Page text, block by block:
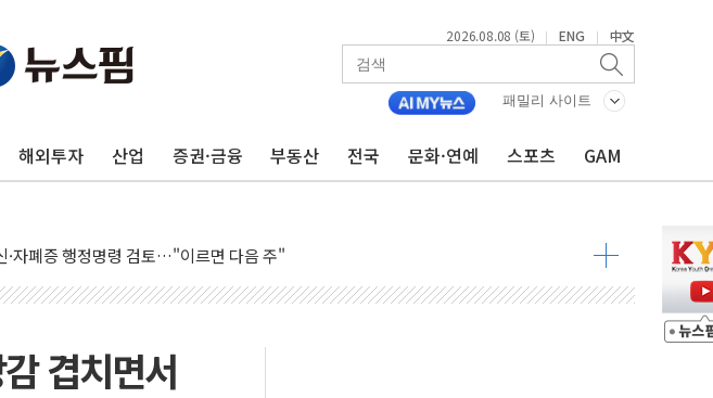
2026.08.08 (토) | ENG | 中文
패밀리 사이트
해외투자 산업 증권·금융 부동산 전국 문화·연예 스포츠 GAM
수니파 3국, '공동방위협정' 체결… 이스라엘·이란 위협에 맞설 자체 억지력 강화
백악관 무도회장 공사 중단 명령…트럼프 제동
유 수출항 '하르그섬', 최근 1주일 이상 '올스톱'… 美 해상봉쇄 영향
뉴욕 반도체주 프리뷰...美 고용 쇼크에 반도체주 '활짝'
뷰, 美 고용 쇼크에 금리 인상 우려 후퇴…나스닥 선물 1%대 상승
겹치면서